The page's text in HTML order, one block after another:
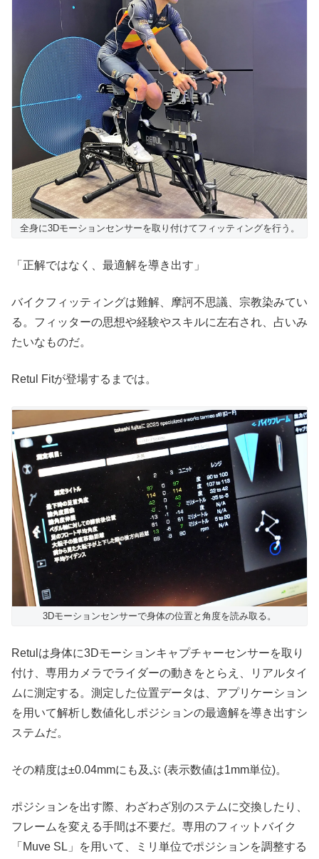
全身に3Dモーションセンサーを取り付けてフィッティングを行う。
「正解ではなく、最適解を導き出す」
バイクフィッティングは難解、摩訶不思議、宗教染みてい
る。フィッターの思想や経験やスキルに左右され、占いみ
たいなものだ。
Retul Fitが登場するまでは。
3Dモーションセンサーで身体の位置と角度を読み取る。
Retulは身体に3Dモーションキャプチャーセンサーを取り
付け、専用カメラでライダーの動きをとらえ、リアルタイ
ムに測定する。測定した位置データは、アプリケーション
を用いて解析し数値化しポジションの最適解を導き出すシ
ステムだ。
その精度は±0.04mmにも及ぶ (表示数値は1mm単位)。
ポジションを出す際、わざわざ別のステムに交換したり、
フレームを変える手間は不要だ。専用のフィットバイク
「Muve SL」を用いて、ミリ単位でポジションを調整する